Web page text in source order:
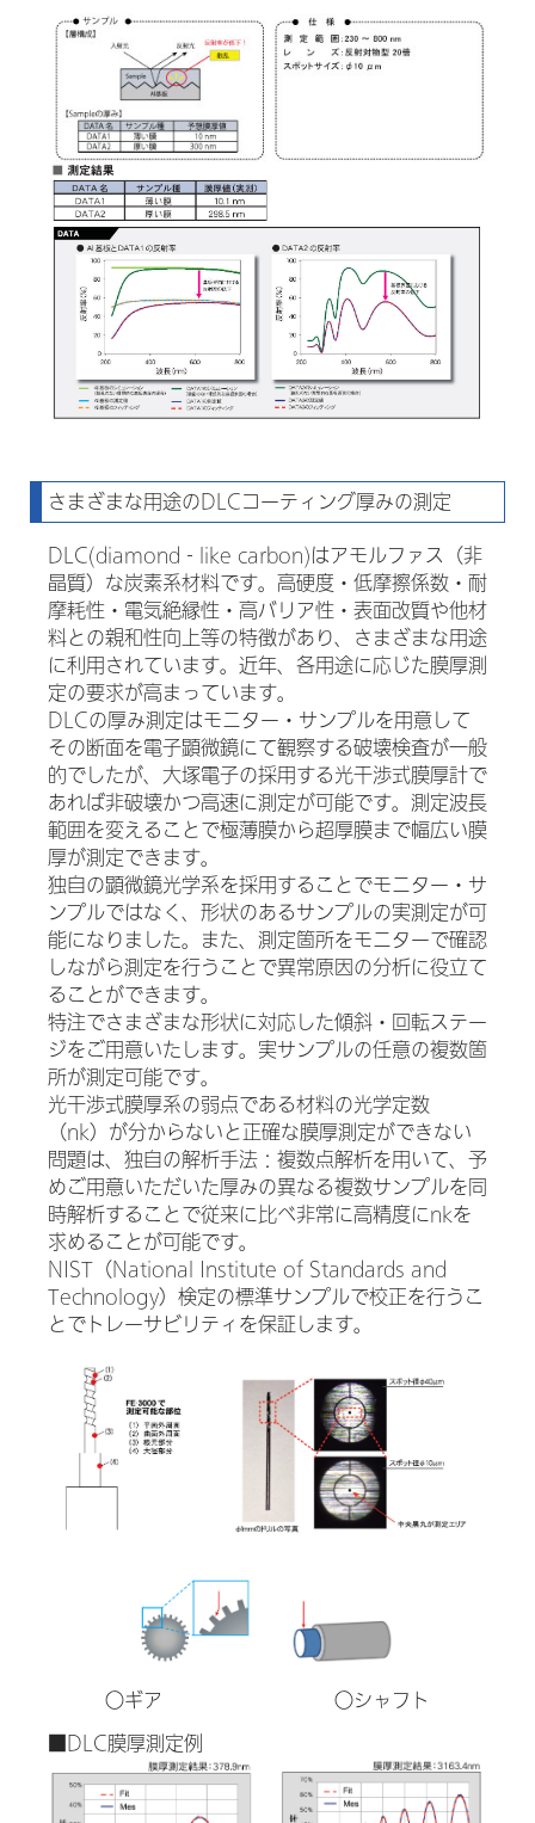
さまざまな用途のDLCコーティング厚みの測定
DLC(diamond‐like carbon)はアモルファス（非
晶質）な炭素系材料です。高硬度・低摩擦係数・耐
摩耗性・電気絶縁性・高バリア性・表面改質や他材
料との親和性向上等の特徴があり、さまざまな用途
に利用されています。近年、各用途に応じた膜厚測
定の要求が高まっています。
DLCの厚み測定はモニター・サンプルを用意して
その断面を電子顕微鏡にて観察する破壊検査が一般
的でしたが、大塚電子の採用する光干渉式膜厚計で
あれば非破壊かつ高速に測定が可能です。測定波長
範囲を変えることで極薄膜から超厚膜まで幅広い膜
厚が測定できます。
独自の顕微鏡光学系を採用することでモニター・サ
ンプルではなく、形状のあるサンプルの実測定が可
能になりました。また、測定箇所をモニターで確認
しながら測定を行うことで異常原因の分析に役立て
ることができます。
特注でさまざまな形状に対応した傾斜・回転ステー
ジをご用意いたします。実サンプルの任意の複数箇
所が測定可能です。
光干渉式膜厚系の弱点である材料の光学定数
（nk）が分からないと正確な膜厚測定ができない
問題は、独自の解析手法：複数点解析を用いて、予
めご用意いただいた厚みの異なる複数サンプルを同
時解析することで従来に比べ非常に高精度にnkを
求めることが可能です。
NIST（National Institute of Standards and
Technology）検定の標準サンプルで校正を行うこ
とでトレーサビリティを保証します。
○ギア ○シャフト
■DLC膜厚測定例